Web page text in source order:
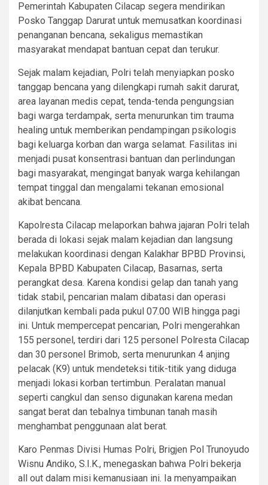
Pemerintah Kabupaten Cilacap segera mendirikan
Posko Tanggap Darurat untuk memusatkan koordinasi
penanganan bencana, sekaligus memastikan
masyarakat mendapat bantuan cepat dan terukur.
Sejak malam kejadian, Polri telah menyiapkan posko
tanggap bencana yang dilengkapi rumah sakit darurat,
area layanan medis cepat, tenda-tenda pengungsian
bagi warga terdampak, serta menurunkan tim trauma
healing untuk memberikan pendampingan psikologis
bagi keluarga korban dan warga selamat. Fasilitas ini
menjadi pusat konsentrasi bantuan dan perlindungan
bagi masyarakat, mengingat banyak warga kehilangan
tempat tinggal dan mengalami tekanan emosional
akibat bencana.
Kapolresta Cilacap melaporkan bahwa jajaran Polri telah
berada di lokasi sejak malam kejadian dan langsung
melakukan koordinasi dengan Kalakhar BPBD Provinsi,
Kepala BPBD Kabupaten Cilacap, Basarnas, serta
perangkat desa. Karena kondisi gelap dan tanah yang
tidak stabil, pencarian malam dibatasi dan operasi
dilanjutkan kembali pada pukul 07.00 WIB hingga pagi
ini. Untuk mempercepat pencarian, Polri mengerahkan
155 personel, terdiri dari 125 personel Polresta Cilacap
dan 30 personel Brimob, serta menurunkan 4 anjing
pelacak (K9) untuk mendeteksi titik-titik yang diduga
menjadi lokasi korban tertimbun. Peralatan manual
seperti cangkul dan senso digunakan karena medan
sangat berat dan tebalnya timbunan tanah masih
menghambat penggunaan alat berat.
Karo Penmas Divisi Humas Polri, Brigjen Pol Trunoyudo
Wisnu Andiko, S.I.K., menegaskan bahwa Polri bekerja
all out dalam misi kemanusiaan ini. Ia menyampaikan